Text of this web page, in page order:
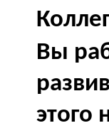
Вы
этого